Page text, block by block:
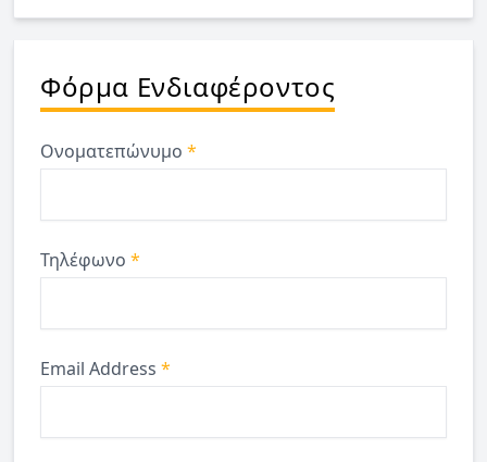
Φόρμα Ενδιαφέροντος
Ονοματεπώνυμο *
Τηλέφωνο *
Email Address *